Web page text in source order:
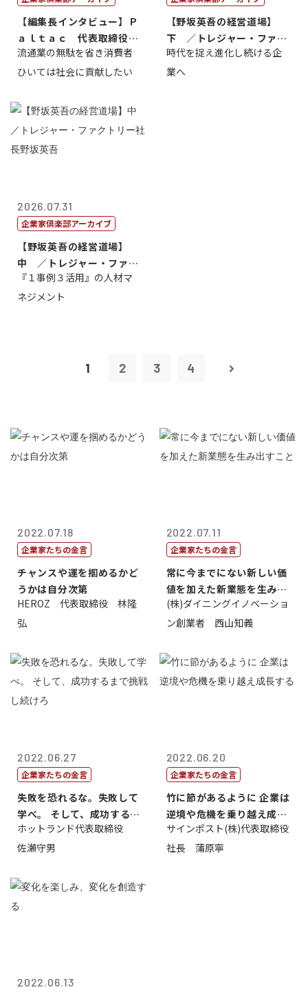
【編集長インタビュー】Ｐ
ａｌｔａｃ 代表取締役会
長三木田國夫
流通業の無駄を省き消費者
ひいては社会に貢献したい
【野坂英吾の経営道場】
下 ／トレジャー・ファク
トリー社長野坂...
時代を捉え進化し続ける企
業へ
2026.07.31
企業家倶楽部アーカイブ
【野坂英吾の経営道場】
中 ／トレジャー・ファク
トリー社長野坂...
『１事例３活用』の人材マ
ネジメント
1 2 3 4
2022.07.18
企業家たちの金言
チャンスや運を掴めるかど
うかは自分次第
HEROZ 代表取締役 林隆
弘
2022.07.11
企業家たちの金言
常に今までにない新しい価
値を加えた新業態を生み出
すこと
(株)ダイニングイノベーショ
ン創業者 西山知義
2022.06.27
企業家たちの金言
失敗を恐れるな。失敗して
学べ。 そして、成功するま
で挑戦し続...
ホットランド代表取締役
佐瀬守男
2022.06.20
企業家たちの金言
竹に節があるように 企業は
逆境や危機を乗り越え成長
する
サインポスト(株)代表取締役
社長 蒲原寧
2022.06.13